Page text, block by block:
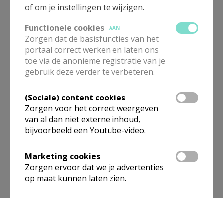
Rondleiding
English
of om je instellingen te wijzigen.
Functionele cookies
AAN
Zorgen dat de basisfuncties van het
portaal correct werken en laten ons
toe via de anonieme registratie van je
gebruik deze verder te verbeteren.
(Sociale) content cookies
Zorgen voor het correct weergeven
van al dan niet externe inhoud,
bijvoorbeeld een Youtube-video.
Marketing cookies
Zorgen ervoor dat we je advertenties
op maat kunnen laten zien.